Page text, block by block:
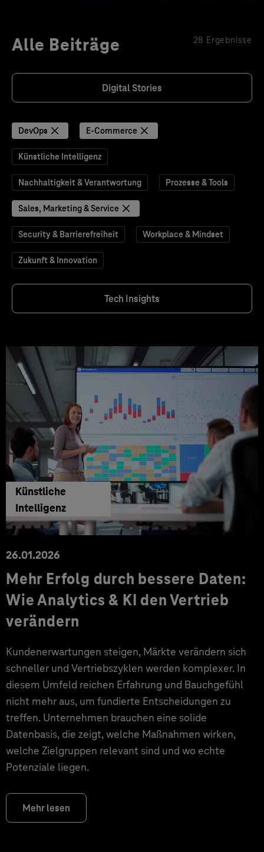
Alle Beiträge 28 Ergebnisse
Digital Stories
DevOps E-Commerce
Künstliche Intelligenz
Nachhaltigkeit & Verantwortung Prozesse & Tools
Sales, Marketing & Service
Security & Barrierefreiheit Workplace & Mindset
Zukunft & Innovation
Tech Insights
Künstliche
Intelligenz
26.01.2026
Mehr Erfolg durch bessere Daten:
Wie Analytics & KI den Vertrieb
verändern
Kundenerwartungen steigen, Märkte verändern sich
schneller und Vertriebszyklen werden komplexer. In
diesem Umfeld reichen Erfahrung und Bauchgefühl
nicht mehr aus, um fundierte Entscheidungen zu
treffen. Unternehmen brauchen eine solide
Datenbasis, die zeigt, welche Maßnahmen wirken,
welche Zielgruppen relevant sind und wo echte
Potenziale liegen.
Mehr lesen